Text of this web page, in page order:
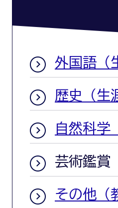
外国語（
歴史（生
自然科学
芸術鑑賞
その他（